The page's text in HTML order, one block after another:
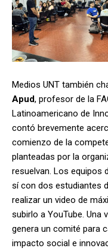
Medios UNT también
Apud, profesor de la
Latinoamericano de
contó brevemente
comienzo de la
planteadas por la
resuelvan. Los equipos
sí con dos estudiantes
realizar un video de
subirlo a YouTube. Una
genera un comité para
impacto social e